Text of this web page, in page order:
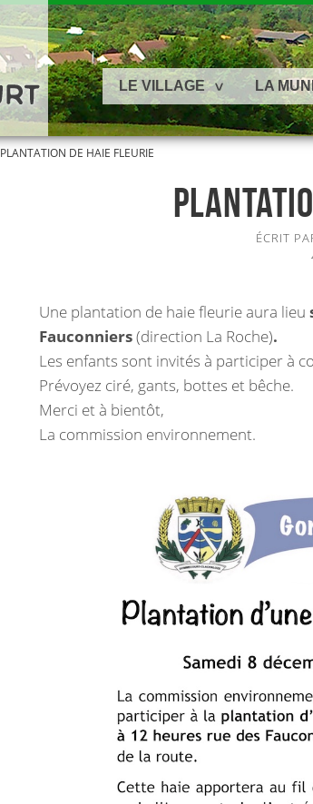
LE VILLAGE LA
PLANTATION DE HAIE FLEURIE
ÉCRIT
Une plantation de haie fleurie aura lieu
Fauconniers(direction La Roche).
Les enfants sont invités à participer à
Prévoyez ciré, gants, bottes et bêche.
Merci et à bientôt,
La commission environnement.